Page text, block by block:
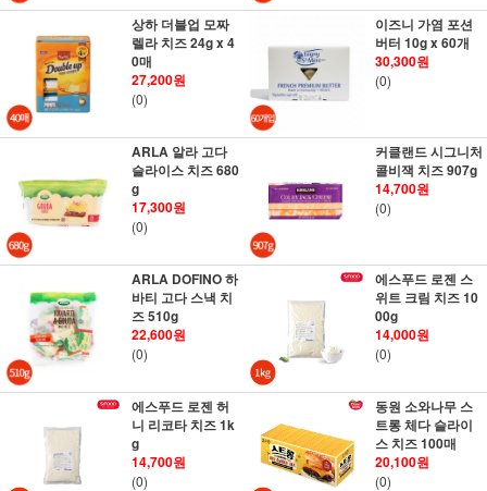
상하 더블업 모짜
렐라 치즈 24g x 4
0매
27,200원
(0)
이즈니 가염 포션
버터 10g x 60개
30,300원
(0)
ARLA 알라 고다
슬라이스 치즈 680
g
17,300원
(0)
커클랜드 시그니처
콜비잭 치즈 907g
14,700원
(0)
ARLA DOFINO 하
바티 고다 스낵 치
즈 510g
22,600원
(0)
에스푸드 로젠 스
위트 크림 치즈 10
00g
14,000원
(0)
에스푸드 로젠 허
니 리코타 치즈 1k
g
14,700원
(0)
동원 소와나무 스
트롱 체다 슬라이
스 치즈 100매
20,100원
(0)